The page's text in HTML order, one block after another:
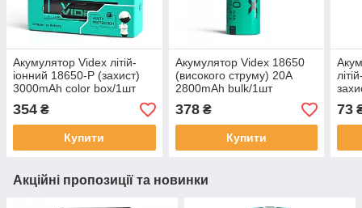
Акумулятор Videx літій-
іонний 18650-P (захист)
3000mAh color box/1шт
354 ₴
Купити
Акумулятор Videx 18650
(високого струму) 20A
2800mAh bulk/1шт
378₴
Купити
73
Акційні пропозиції та новинки